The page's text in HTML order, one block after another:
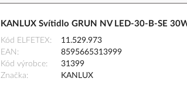
KANLUX Svítidlo GRUN NV LED-30-B-SE
Kód ELFETEX
11.529.973
EAN
8595665313999
Kód výrobce
31399
Značka
KANLUX